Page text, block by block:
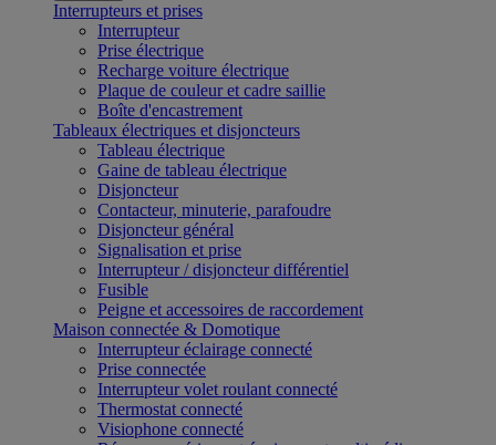
Interrupteurs et prises
Interrupteur
Prise électrique
Recharge voiture électrique
Plaque de couleur et cadre saillie
Boîte d'encastrement
Tableaux électriques et disjoncteurs
Tableau électrique
Gaine de tableau électrique
Disjoncteur
Contacteur, minuterie, parafoudre
Disjoncteur général
Signalisation et prise
Interrupteur / disjoncteur différentiel
Fusible
Peigne et accessoires de raccordement
Maison connectée & Domotique
Interrupteur éclairage connecté
Prise connectée
Interrupteur volet roulant connecté
Thermostat connecté
Visiophone connecté